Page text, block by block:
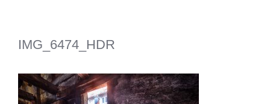
IMG_6474_HDR